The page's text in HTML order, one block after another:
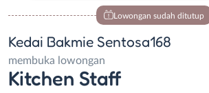
Lowongan sudah ditutup
Kedai Bakmie Sentosa168
membuka lowongan
Kitchen Staff